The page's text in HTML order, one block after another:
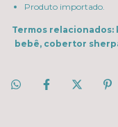
Produto importado.
Termos
bebê, cobertor